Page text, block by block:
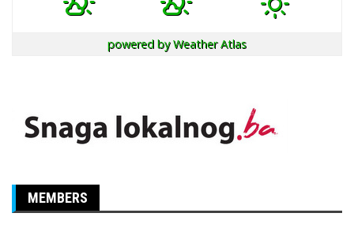
powered byWeather Atlas
MEMBERS